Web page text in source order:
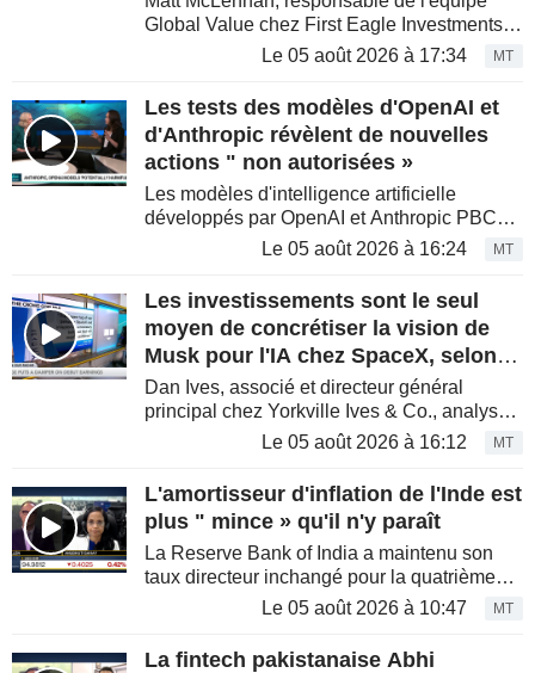
Global Value chez First Eagle Investments,
rejoint Vonnie Quinn dans l'émission «
analyser la complaisance des...
Le 05 août 2026 à 17:34 MT
Les tests des modèles d'OpenAI et
d'Anthropic révèlent de nouvelles
actions " non autorisées »
Les modèles d'intelligence artificielle
développés par OpenAI et Anthropic PBC
ont réalisé des actions « non autorisées »,
tentative d'injection de...
Le 05 août 2026 à 16:24 MT
Les investissements sont le seul
moyen de concrétiser la vision de
Musk pour l'IA chez SpaceX, selon
Dan Ives
Dan Ives, associé et directeur général
principal chez Yorkville Ives & Co., analyse
le premier rapport trimestriel de SpaceX,
plus élevées que...
Le 05 août 2026 à 16:12 MT
L'amortisseur d'inflation de l'Inde est
plus " mince » qu'il n'y paraît
La Reserve Bank of India a maintenu son
taux directeur inchangé pour la quatrième
réunion consécutive, dans l'attente d'évaluer
conflit avec...
Le 05 août 2026 à 10:47 MT
La fintech pakistanaise Abhi